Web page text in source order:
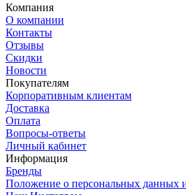
Компания
О компании
Контакты
Отзывы
Скидки
Новости
Покупателям
Корпоративным клиентам
Доставка
Оплата
Вопросы-ответы
Личный кабинет
Информация
Бренды
Положение о персональных данных